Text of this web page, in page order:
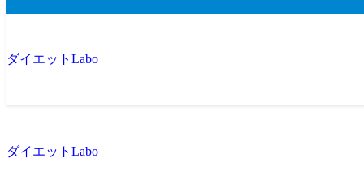
ダイエットLabo
ダイエットLabo